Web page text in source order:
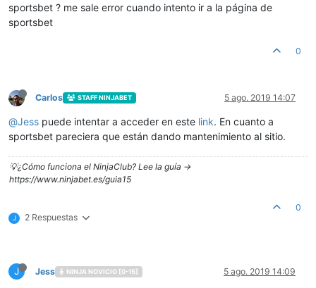
sportsbet ? me sale error cuando intento ir a la página de
sportsbet
0
Carlos STAFF NINJABET 5 ago. 2019 14:07
@Jess puede intentar a acceder en este link. En cuanto a
sportsbet pareciera que están dando mantenimiento al sitio.
💡¿Cómo funciona el NinjaClub? Lee la guía ->
https://www.ninjabet.es/guia15
J 2 Respuestas
0
J Jess NINJA NOVICIO [0-15] 5 ago. 2019 14:09